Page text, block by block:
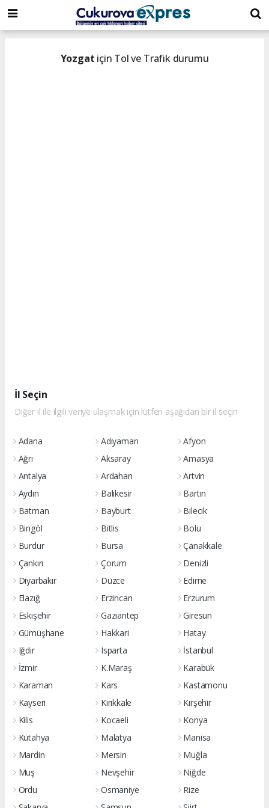
dini
chat
islami
chat
islami
sohbetler
Yozgat için Tol ve Trafik durumu
İl Seçin
Diğer il ile ilgili veriye ulaşmak için lütfen aşağıdan bir il seçin
Adana Adıyaman
Afyon
Ağrı
Aksaray
Amasya
Antalya
Ardahan
Artvin
Aydın
Balıkesir
Bartın
Batman
Bayburt
Bilecik
Bingöl
Bitlis
Bolu
Burdur
Bursa
Çanakkale
Çankırı
Çorum
Denizli
Diyarbakır
Düzce
Edirne
Elazığ
Erzincan
Erzurum
Eskişehir
Gaziantep
Giresun
Gümüşhane
Hakkari
Hatay
Iğdır
Isparta
İstanbul
İzmir
K.Maraş
Karabük
Karaman
Kars
Kastamonu
Kayseri
Kırıkkale
Kırşehir
Kilis
Kocaeli
Konya
Kütahya
Malatya
Manisa
Mardin
Mersin
Muğla
Muş
Nevşehir
Niğde
Ordu
Osmaniye
Rize